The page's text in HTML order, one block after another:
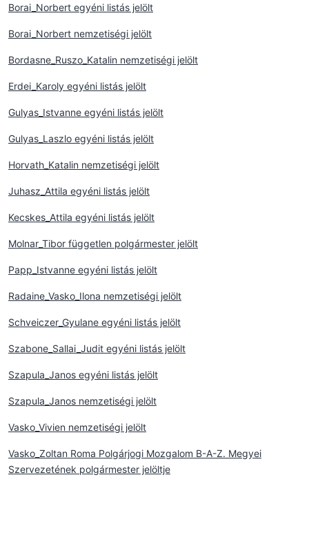
Borai_Norbert egyéni listás jelölt
Borai_Norbert nemzetiségi jelölt
Bordasne_Ruszo_Katalin nemzetiségi jelölt
Erdei_Karoly egyéni listás jelölt
Gulyas_Istvanne egyéni listás jelölt
Gulyas_Laszlo egyéni listás jelölt
Horvath_Katalin nemzetiségi jelölt
Juhasz_Attila egyéni listás jelölt
Kecskes_Attila egyéni listás jelölt
Molnar_Tibor független polgármester jelölt
Papp_Istvanne egyéni listás jelölt
Radaine_Vasko_Ilona nemzetiségi jelölt
Schveiczer_Gyulane egyéni listás jelölt
Szabone_Sallai_Judit egyéni listás jelölt
Szapula_Janos egyéni listás jelölt
Szapula_Janos nemzetiségi jelölt
Vasko_Vivien nemzetiségi jelölt
Vasko_Zoltan Roma Polgárjogi Mozgalom B-A-Z. Megyei
Szervezetének polgármester jelöltje